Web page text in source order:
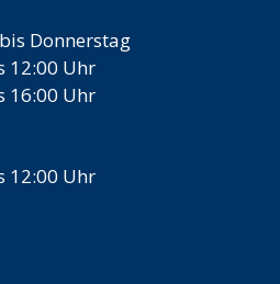
Donnerstag
12:00 Uhr
16:00 Uhr
12:00 Uhr